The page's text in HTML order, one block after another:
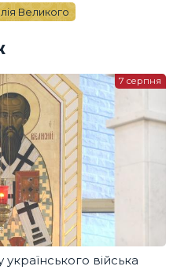
Великого
війська
7 серпня